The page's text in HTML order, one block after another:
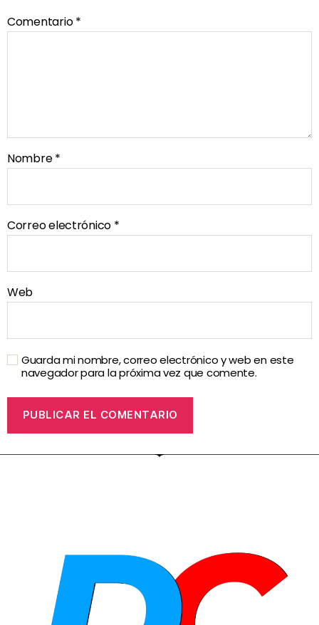
Comentario*
Nombre*
Correo electrónico *
Web
Guarda mi nombre, correo electrónico y web en este
navegador para la próxima vez que comente.